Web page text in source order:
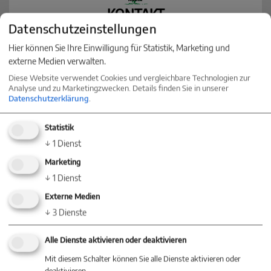
KONTAKT
Nehmen Sie jetzt Kontakt mit einer
Niederlassung in Ihrer Nähe auf
Villingen-Schwenningen
78054 Villingen-Schwenningen
+49 (0) 77 20 - 85 83 90
+49 (0) 7720 / 85 83 822
Baum Immobilien
Datenschutzeinstellungen
Hier können Sie Ihre Einwilligung für Statistik, Marketing und
externe Medien verwalten.
Diese Website verwendet Cookies und vergleichbare Technologien zur
Analyse und zu Marketingzwecken. Details finden Sie in unserer
Datenschutzerklärung.
Statistik
↓ 1 Dienst
Marketing
↓ 1 Dienst
Externe Medien
↓ 3 Dienste
Alle Dienste aktivieren oder deaktivieren
Mit diesem Schalter können Sie alle Dienste aktivieren oder